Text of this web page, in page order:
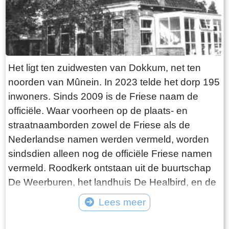
schitterende landgoed Stania State met zijn
fraaie Roodbaard tuin. Ten noorden van dit
landgoed loopt het oude bospad de Rode
Singel en bevinden zich de bosjes Griekenland
en Turkije. In dit mooie gebied zijn ook een
aantal nieuwe bossen aangeplant en bovendien
bevinden zich hier diverse ruiter- en
wandelpaden. In de nabijheid van het prachtige
sportveldencomplex zijn diverse wandelpaden,
een vijver en het vrij hoog gelegen
Kaetsjemuoibosk te vinden. Dit bosje ligt nog op
de oorspronkelijke hoogte, want de meeste
percelen zandgrond zijn in de vorige eeuw
afgegraven en op een lager niveau gebracht.
Ten westen van het dorp ligt een mooi open
Het ligt ten zuidwesten van Dokkum, net ten
noorden van Mûnein. In 2023 telde het dorp 195
inwoners. Sinds 2009 is de Friese naam de
officiële. Waar voorheen op de plaats- en
straatnaamborden zowel de Friese als de
Nederlandse namen werden vermeld, worden
sindsdien alleen nog de officiële Friese namen
vermeld. Roodkerk ontstaan uit de buurtschap
De Weerburen, het landhuis De Healbird, en de
boerderij De Seijewier. In vroeger tijden stond in
Roodkerk een State: de Siccama State. De state
Lees meer